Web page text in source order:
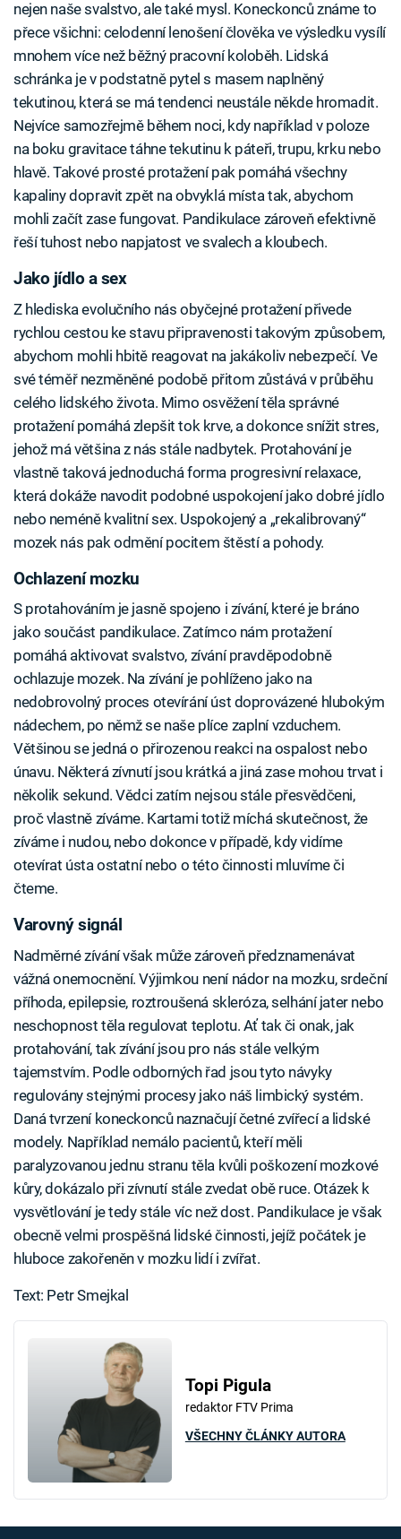
nejen naše svalstvo, ale také mysl. Koneckonců známe to
přece všichni: celodenní lenošení člověka ve výsledku vysílí
mnohem více než běžný pracovní koloběh. Lidská
schránka je v podstatně pytel s masem naplněný
tekutinou, která se má tendenci neustále někde hromadit.
Nejvíce samozřejmě během noci, kdy například v poloze
na boku gravitace táhne tekutinu k páteři, trupu, krku nebo
hlavě. Takové prosté protažení pak pomáhá všechny
kapaliny dopravit zpět na obvyklá místa tak, abychom
mohli začít zase fungovat. Pandikulace zároveň efektivně
řeší tuhost nebo napjatost ve svalech a kloubech.
Jako jídlo a sex
Z hlediska evolučního nás obyčejné protažení přivede
rychlou cestou ke stavu připravenosti takovým způsobem,
abychom mohli hbitě reagovat na jakákoliv nebezpečí. Ve
své téměř nezměněné podobě přitom zůstává v průběhu
celého lidského života. Mimo osvěžení těla správné
protažení pomáhá zlepšit tok krve, a dokonce snížit stres,
jehož má většina z nás stále nadbytek. Protahování je
vlastně taková jednoduchá forma progresivní relaxace,
která dokáže navodit podobné uspokojení jako dobré jídlo
nebo neméně kvalitní sex. Uspokojený a „rekalibrovaný“
mozek nás pak odmění pocitem štěstí a pohody.
Ochlazení mozku
S protahováním je jasně spojeno i zívání, které je bráno
jako součást pandikulace. Zatímco nám protažení
pomáhá aktivovat svalstvo, zívání pravděpodobně
ochlazuje mozek. Na zívání je pohlíženo jako na
nedobrovolný proces otevírání úst doprovázené hlubokým
nádechem, po němž se naše plíce zaplní vzduchem.
Většinou se jedná o přirozenou reakci na ospalost nebo
únavu. Některá zívnutí jsou krátká a jiná zase mohou trvat i
několik sekund. Vědci zatím nejsou stále přesvědčeni,
proč vlastně zíváme. Kartami totiž míchá skutečnost, že
zíváme i nudou, nebo dokonce v případě, kdy vidíme
otevírat ústa ostatní nebo o této činnosti mluvíme či
čteme.
Varovný signál
Nadměrné zívání však může zároveň předznamenávat
vážná onemocnění. Výjimkou není nádor na mozku, srdeční
příhoda, epilepsie, roztroušená skleróza, selhání jater nebo
neschopnost těla regulovat teplotu. Ať tak či onak, jak
protahování, tak zívání jsou pro nás stále velkým
tajemstvím. Podle odborných řad jsou tyto návyky
regulovány stejnými procesy jako náš limbický systém.
Daná tvrzení koneckonců naznačují četné zvířecí a lidské
modely. Například nemálo pacientů, kteří měli
paralyzovanou jednu stranu těla kvůli poškození mozkové
kůry, dokázalo při zívnutí stále zvedat obě ruce. Otázek k
vysvětlování je tedy stále víc než dost. Pandikulace je však
obecně velmi prospěšná lidské činnosti, jejíž počátek je
hluboce zakořeněn v mozku lidí i zvířat.
Text: Petr Smejkal
Topi Pigula
redaktor FTV Prima
VŠECHNY ČLÁNKY AUTORA